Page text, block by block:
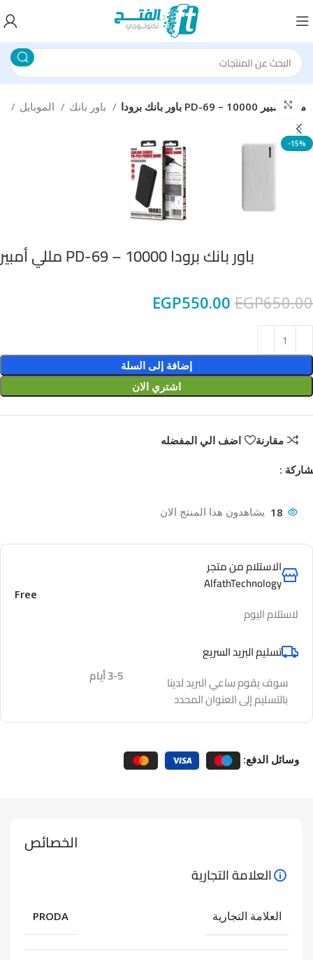
باور بانك برودا PD-69 – 10000 مللي أمبير
-15%
Click to enlarge
باور بانك برودا PD-69 – 10000 مللي أمبير
EGP650.00
EGP550.00
إضافة إلى السلة
اشتري الان
مقارنة اضف الي المفضله
:
18 يشاهدون هذا المنتج الان
الاستلام من متجر
AlfathTechnology
لاستلام اليوم
Free
تسليم البريد السريع
سوف يقوم ساعي البريد لدينا
بالتسليم إلى العنوان المحدد
3-5 أيام
وسائل الدفع:
الخصائص
العلامة التجارية
العلامة التجارية PRODA